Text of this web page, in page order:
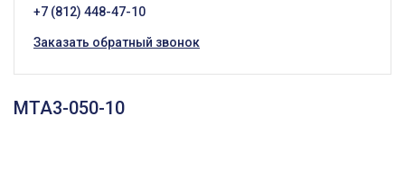
MTA3-050-10
+7 (812) 448-47-10
Заказать обратный звонок